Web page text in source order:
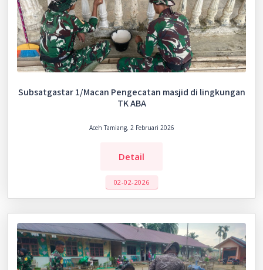
Subsatgastar 1/Macan Pengecatan masjid di lingkungan
TK ABA
Aceh Tamiang, 2 Februari 2026
Detail
02-02-2026